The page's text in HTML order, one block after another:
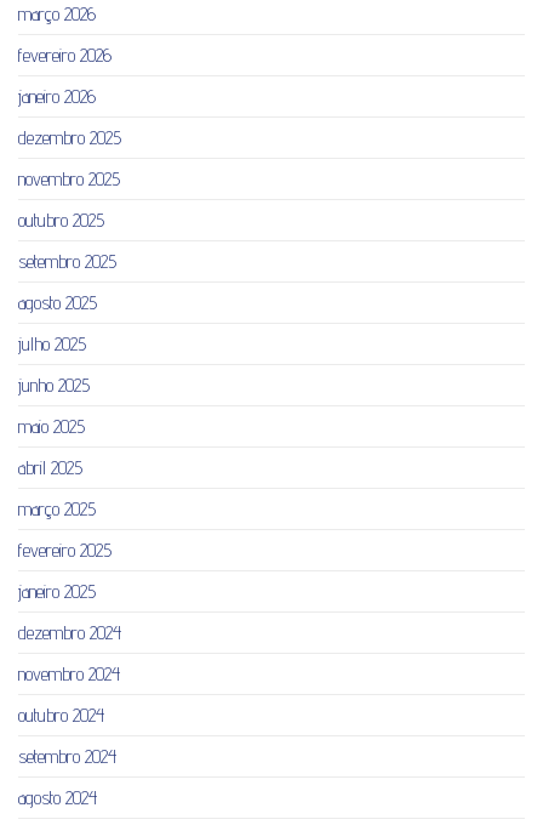
março 2026
fevereiro 2026
janeiro 2026
dezembro 2025
novembro 2025
outubro 2025
setembro 2025
agosto 2025
julho 2025
junho 2025
maio 2025
abril 2025
março 2025
fevereiro 2025
janeiro 2025
dezembro 2024
novembro 2024
outubro 2024
setembro 2024
agosto 2024